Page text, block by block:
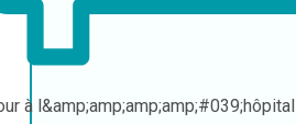
à l&amp;amp;amp;amp;#039;hôpital